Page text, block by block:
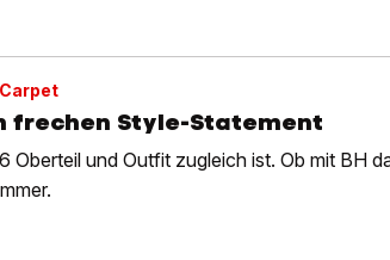
frechen Style-Statement
Oberteil und Outfit zugleich ist. Ob mit BH